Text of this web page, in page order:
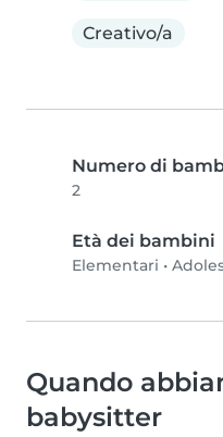
Creativo/a
Numero di
2
Età dei bambini
Elementari •
Quando
babysitter